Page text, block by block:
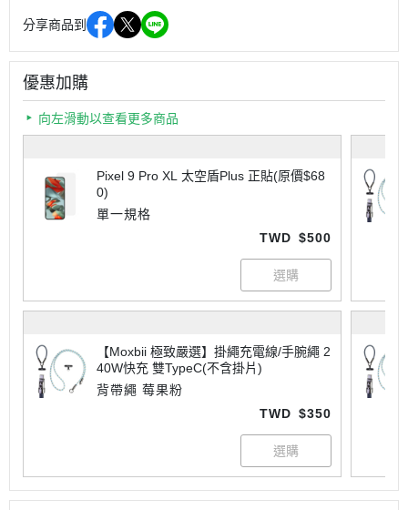
分享商品到
優惠加購
向左滑動以查看更多商品
Pixel 9 Pro XL 太空盾Plus 正貼(原價$68
0)
單一規格
TWD $500
【Moxbii 極致嚴選】掛繩充電線/手腕繩 2
40W快充 雙TypeC(不含掛片)
背帶繩 莓果粉
TWD $350